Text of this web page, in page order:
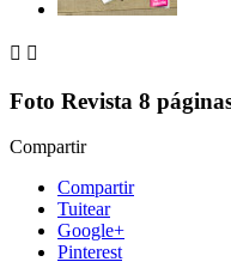
 
Foto Revista 8
Compartir
Compartir
Tuitear
Google+
Pinterest